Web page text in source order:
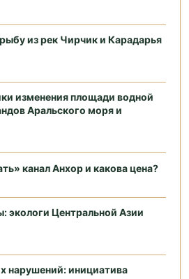
из рек Чирчик и Карадарья
изменения площади водной
Аральского моря и
канал Анхор и какова цена?
экологи Центральной Азии
нарушений: инициатива